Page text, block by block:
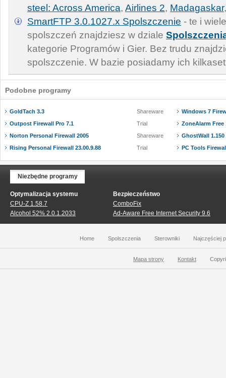
steel: Across America, Airlines 2, Madagaskar
SmartFTP 3.0.1027.x Spolszczenie - te i
spolszczeń znajdziesz w dziale
kategorie Programów i Gier. Bez trudu
spolszczenie. W bazie posiadamy ich
Podobne programy
GoldTach 3.3
Shareware
Outpost Firewall Pro 7.1
Trial
Norton Personal Firewall 2005
Shareware
Rising Personal Firewall 23.00.9.88
Trial
Windows 7
ZoneAlarm Free
GhostWall 1.150
PC Tools
Niezbędne programy
Optymalizacja systemu
CPU-Z 1.58.7
Alcohol 52% 2.0.1.2033
Bezpieczeństwo
ComboFix
Ad-Aware Free Internet Security 9.6
Home Spolszczenia Sterowniki Najczęściej
Mapa strony Kontakt